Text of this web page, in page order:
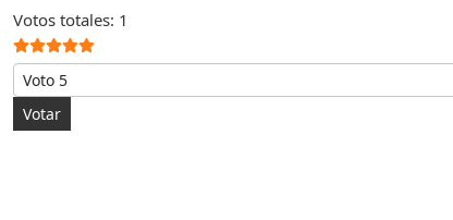
Ratio: 5/5
Votos totales: 1
Por favor, vote